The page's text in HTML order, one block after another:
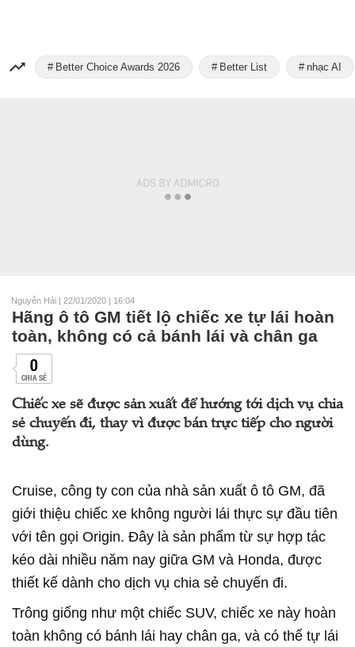
Better Choice Awards 2026 Better List nhạc AI
Nguyễn Hải | 22/01/2020 | 16:04
Hãng ô tô GM tiết lộ chiếc xe tự lái hoàn
toàn, không có cả bánh lái và chân ga
0
CHIA SẺ
Chiếc xe sẽ được sản xuất để hướng tới dịch vụ chia
sẻ chuyến đi, thay vì được bán trực tiếp cho người
dùng.
Cruise, công ty con của nhà sản xuất ô tô GM, đã
giới thiệu chiếc xe không người lái thực sự đầu tiên
với tên gọi Origin. Đây là sản phẩm từ sự hợp tác
kéo dài nhiều năm nay giữa GM và Honda, được
thiết kế dành cho dịch vụ chia sẻ chuyến đi.
Trông giống như một chiếc SUV, chiếc xe này hoàn
toàn không có bánh lái hay chân ga, và có thể tự lái